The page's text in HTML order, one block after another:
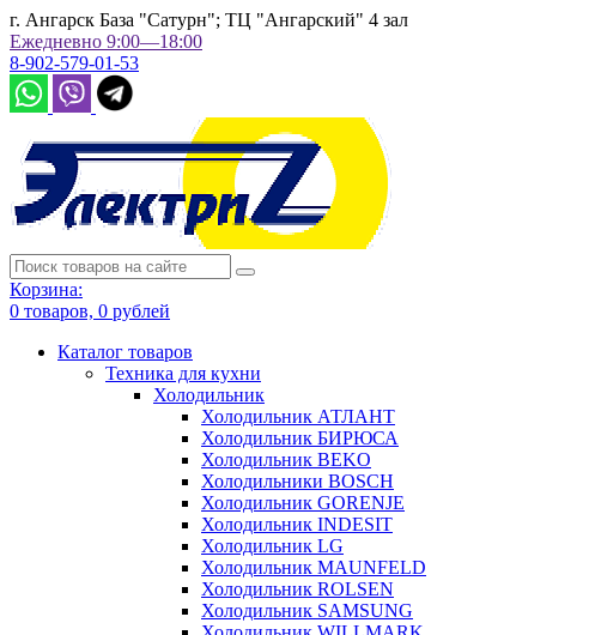
г. Ангарск База "Сатурн"; ТЦ "Ангарский" 4 зал
Ежедневно 9:00—18:00
8-902-579-01-53
Корзина:
0 товаров, 0 рублей
Каталог товаров
Техника для кухни
Холодильник
Холодильник АТЛАНТ
Холодильник БИРЮСА
Холодильник BEKO
Холодильники BOSCH
Холодильник GORENJE
Холодильник INDESIT
Холодильник LG
Холодильник MAUNFELD
Холодильник ROLSEN
Холодильник SAMSUNG